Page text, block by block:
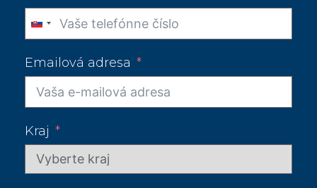
Slovakia
Emailová adresa
Kraj